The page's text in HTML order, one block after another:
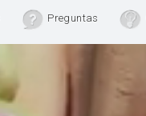
Preguntas